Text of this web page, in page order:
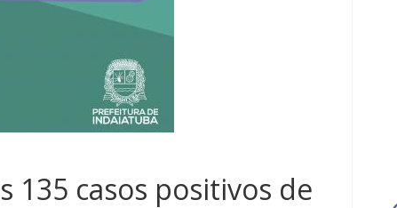
135 casos positivos de